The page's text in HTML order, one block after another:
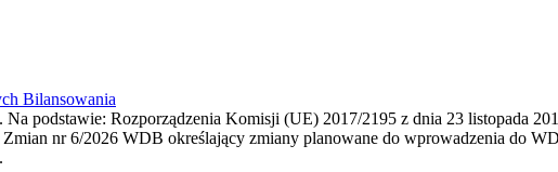
Bilansowania
podstawie: Rozporządzenia Komisji (UE) 2017/2195 z dnia 23‍ listopada
nr 6/2026 WDB określający zmiany planowane do wprowadzenia do